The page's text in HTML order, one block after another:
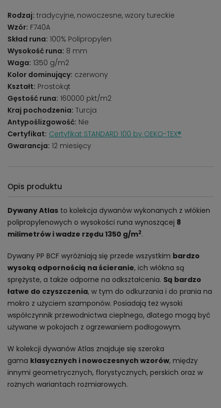
Rodzaj: tradycyjne, nowoczesne, wzory tureckie
Wzór: F740A
Skład runa: 100% Polipropylen
Wysokość runa: 8 mm
Waga: 1350 g/m2
Kolor dominujący: czerwony
Kształt: Prostokąt
Gęstość runa: 160000 pkt/m2
Kraj pochodzenia: Turcja
Antypoślizgowość: Nie
Certyfikat: Certyfikat STANDARD 100 by OEKO-TEX®
Gwarancja: 12 miesięcy
Opis produktu
Dywany Atlas to kolekcja dywanów wykonanych z włókien
polipropylenowych o wysokości runa wynoszącej 8
milimetrów i wadze rzędu 1350 g/m2.
Dywany PP BCF wyróżniają się przede wszystkim bardzo
wysoką odpornością na ścieranie, ich włókna są
sprężyste, a także odporne na odkształcenia. Są bardzo
łatwe do czyszczenia, w tym do odkurzania i do prania na
mokro z użyciem szamponów. Posiadają też wysoki
współczynnik przewodnictwa cieplnego, dlatego mogą być
używane w pokojach z ogrzewaniem podłogowym.
W kolekcji dywanów Atlas znajduje się szeroka
gama klasycznych i nowoczesnych wzorów, między
innymi geometrycznych, florystycznych, perskich oraz w
rożnych wariantach rozmiarowych.